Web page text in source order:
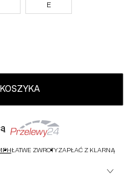
E
ŁATWE ZWROTYZAPŁAĆ Z KLARNĄ